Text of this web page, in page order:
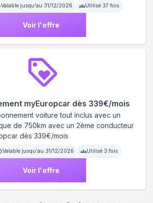
Valable jusqu'au 31/12/2026 Utilisé 37 fois
Voir l'offre
myEuropcar dès 339€/mois
voiture tout inclus avec un
de 750km avec un 2ème conducteur
dès 339€/mois
Valable jusqu'au 31/12/2026 Utilisé 3 fois
Voir l'offre